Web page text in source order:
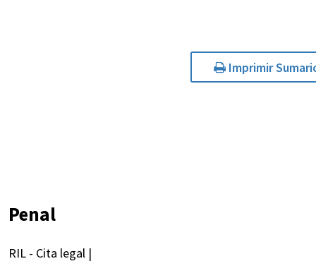
Imprimir
Penal
RIL - Cita legal |